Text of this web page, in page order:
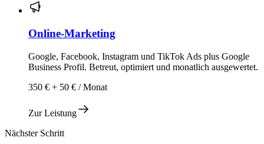
Online-Marketing
Google, Facebook, Instagram und TikTok Ads plus Google
Business Profil. Betreut, optimiert und monatlich ausgewertet.
350 € + 50 € / Monat
Zur Leistung
Nächster Schritt